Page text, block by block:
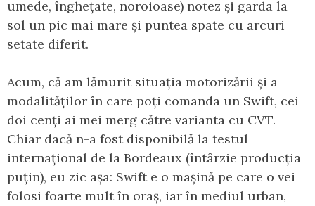
umede, înghețate, noroioase) notez și garda la
sol un pic mai mare și puntea spate cu arcuri
setate diferit.
Acum, că am lămurit situația motorizării și a
modalităților în care poți comanda un Swift, cei
doi cenți ai mei merg către varianta cu CVT.
Chiar dacă n-a fost disponibilă la testul
internațional de la Bordeaux (întârzie producția
puțin), eu zic așa: Swift e o mașină pe care o vei
folosi foarte mult în oraș, iar în mediul urban,